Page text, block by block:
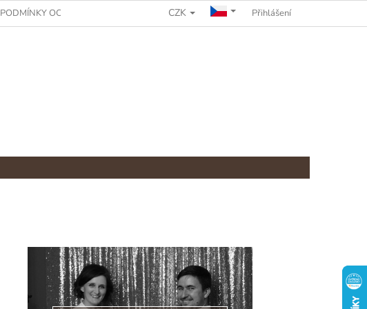
PODMÍNKY OCHRANY OSOBNÍCH ÚDAJŮ REKLAMAČNÍ ŘÁD
CZK Přihlášení